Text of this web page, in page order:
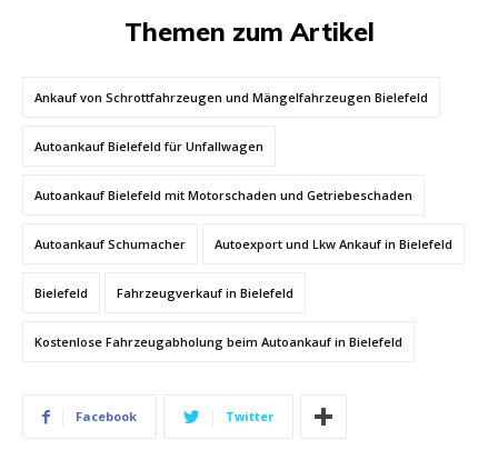
Themen zum Artikel
Ankauf von Schrottfahrzeugen und Mängelfahrzeugen Bielefeld
Autoankauf Bielefeld für Unfallwagen
Autoankauf Bielefeld mit Motorschaden und Getriebeschaden
Autoankauf Schumacher Autoexport und Lkw Ankauf in Bielefeld
Bielefeld Fahrzeugverkauf in Bielefeld
Kostenlose Fahrzeugabholung beim Autoankauf in Bielefeld
Facebook Twitter